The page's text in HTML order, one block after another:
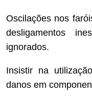
Oscilações nos
desligamentos
ignorados.
Insistir na
danos em